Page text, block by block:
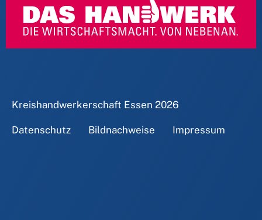
Kreishandwerkerschaft Essen 2026
Datenschutz Bildnachweise Impressum